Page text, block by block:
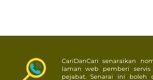
CariDanCari senaraikan
laman web pemberi
pejabat. Senarai ini boleh